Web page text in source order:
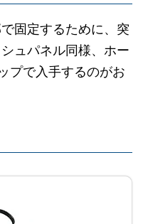
固定するために、突
ュパネル同様、ホー
プで入手するのがお